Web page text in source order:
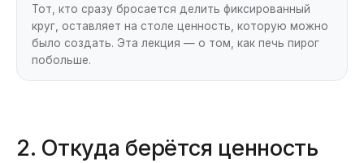
Тот, кто сразу бросается делить фиксированный
круг, оставляет на столе ценность, которую можно
было создать. Эта лекция — о том, как печь пирог
побольше.
2. Откуда берётся ценность